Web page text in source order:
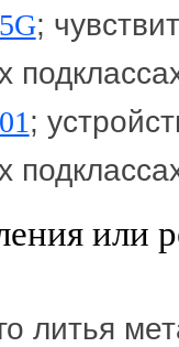
;
;
или
литья